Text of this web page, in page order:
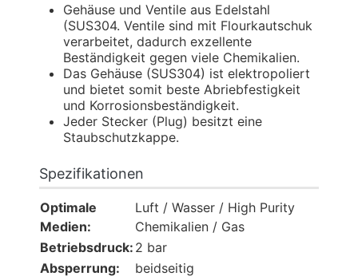
Gehäuse und Ventile aus Edelstahl
(SUS304. Ventile sind mit Flourkautschuk
verarbeitet, dadurch exzellente
Beständigkeit gegen viele Chemikalien.
Das Gehäuse (SUS304) ist elektropoliert
und bietet somit beste Abriebfestigkeit
und Korrosionsbeständigkeit.
Jeder Stecker (Plug) besitzt eine
Staubschutzkappe.
Spezifikationen
Optimale
Medien:
Luft / Wasser / High Purity
Chemikalien / Gas
Betriebsdruck: 2 bar
Absperrung:
beidseitig